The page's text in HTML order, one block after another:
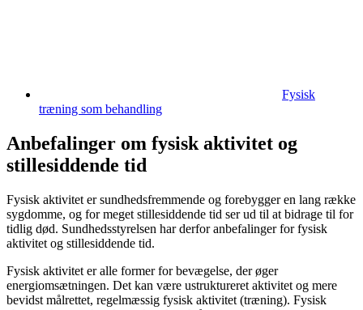
Fysisk
træning som behandling
Anbefalinger om fysisk aktivitet og
stillesiddende tid
Fysisk aktivitet er sundhedsfremmende og forebygger en lang række
sygdomme, og for meget stillesiddende tid ser ud til at bidrage til for
tidlig død. Sundhedsstyrelsen har derfor anbefalinger for fysisk
aktivitet og stillesiddende tid.
Fysisk aktivitet er alle former for bevægelse, der øger
energiomsætningen. Det kan være ustruktureret aktivitet og mere
bevidst målrettet, regelmæssig fysisk aktivitet (træning). Fysisk